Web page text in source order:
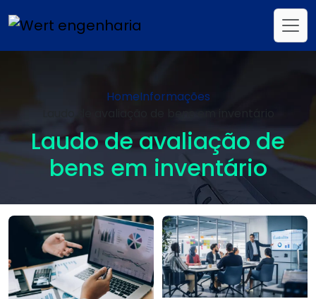
HomeInformações
Laudo de avaliação de
bens em inventário